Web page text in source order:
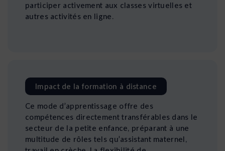
participer activement aux classes virtuelles et
autres activités en ligne.
Impact de la formation à distance
Ce mode d’apprentissage offre des
compétences directement transférables dans le
secteur de la petite enfance, préparant à une
multitude de rôles tels qu’assistant maternel,